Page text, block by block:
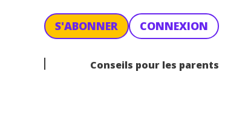
S'ABONNER CONNEXION
Conseils pour les parents